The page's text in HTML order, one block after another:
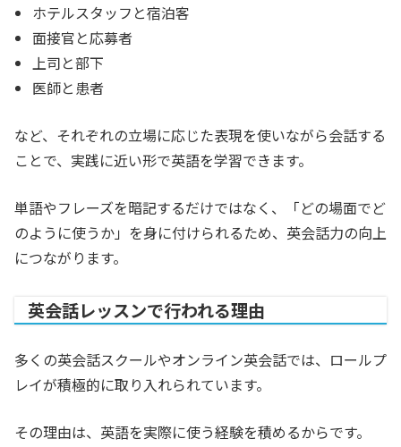
ホテルスタッフと宿泊客
面接官と応募者
上司と部下
医師と患者
など、それぞれの立場に応じた表現を使いながら会話する
ことで、実践に近い形で英語を学習できます。
単語やフレーズを暗記するだけではなく、「どの場面でど
のように使うか」を身に付けられるため、英会話力の向上
につながります。
英会話レッスンで行われる理由
多くの英会話スクールやオンライン英会話では、ロールプ
レイが積極的に取り入れられています。
その理由は、英語を実際に使う経験を積めるからです。